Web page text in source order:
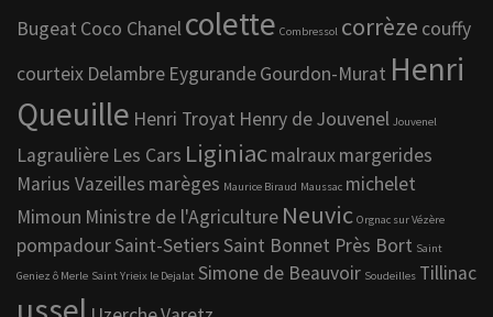
Bugeat Coco Chanelcolette Combressol corrèze couffy
courteix Delambre EygurandeGourdon-Murat Henri
Queuille Henri Troyat Henry de Jouvenel Jouvenel
Lagraulière Les Cars Liginiacmalrauxmargerides
Marius Vazeilles marèges Maurice Biraud Maussac michelet
Mimoun Ministre de l'Agriculture Neuvic Orgnac sur Vézère
pompadourSaint-SetiersSaint Bonnet Près Bort Saint
Geniez ô Merle Saint Yrieix le Dejalat Simone de Beauvoir Soudeilles Tillinac